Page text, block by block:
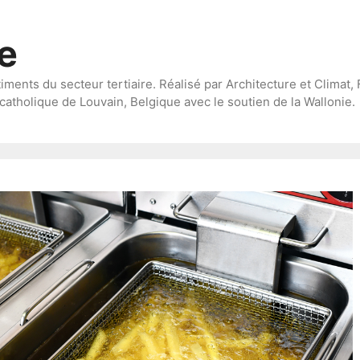
du secteur tertiaire. Réalisé par Architecture et
de Louvain, Belgique avec le soutien de la Wallonie.